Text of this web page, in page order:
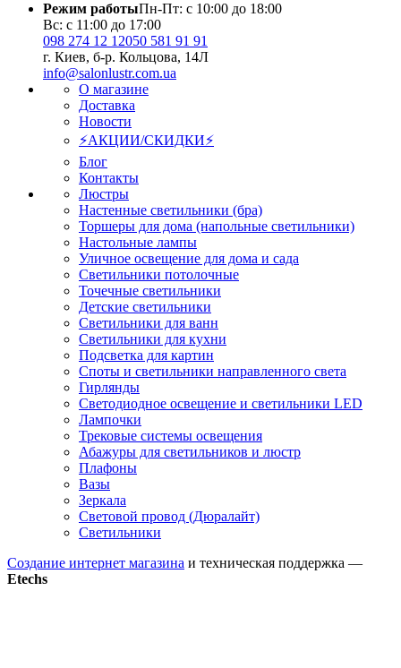
Режим работыПн-Пт: с 10:00 до 18:00
Вс: с 11:00 до 17:00
098 274 12 12050 581 91 91
г. Киев, б-р. Кольцова, 14Л
info@salonlustr.com.ua
О магазине
Доставка
Новости
⚡АКЦИИ/СКИДКИ⚡
Блог
Контакты
Люстры
Настенные светильники (бра)
Торшеры для дома (напольные светильники)
Настольные лампы
Уличное освещение для дома и сада
Светильники потолочные
Точечные светильники
Детские светильники
Светильники для ванн
Светильники для кухни
Подсветка для картин
Споты и светильники направленного света
Гирлянды
Светодиодное освещение и светильники LED
Лампочки
Трековые системы освещения
Абажуры для светильников и люстр
Плафоны
Вазы
Зеркала
Световой провод (Дюралайт)
Светильники
Создание интернет магазина и техническая поддержка —
Etechs